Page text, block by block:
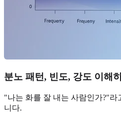
분노 패턴, 빈도, 강도 이해하
"나는 화를 잘 내는 사람인가?"
니다.